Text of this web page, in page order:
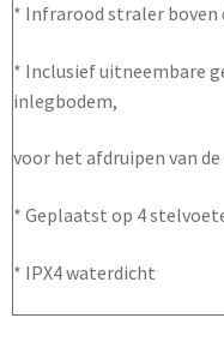
* Infrarood straler boven
* Inclusief uitneembare
inlegbodem,
voor het afdruipen van
* Geplaatst op 4
* IPX4 waterdicht